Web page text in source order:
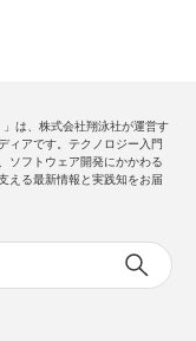
」は、株式会社翔泳社が運営す
ィアです。テクノロジー入門
ソフトウェア開発にかかわる
える最新情報と実践知をお届